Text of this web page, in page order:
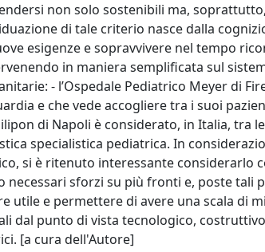
non solo sostenibili ma,
di tale criterio nasce dalla
esigenze e sopravvivere nel tempo
in maniera semplificata sul
- l’Ospedale Pediatrico Meyer di
e che vede accogliere tra i suoi
di Napoli è considerato, in Italia, tra
specialistica pediatrica. In
si è ritenuto interessante considerarlo
necessari sforzi su più fronti e, poste tali
e permettere di avere una scala di
dal punto di vista tecnologico,
[a cura dell'Autore]